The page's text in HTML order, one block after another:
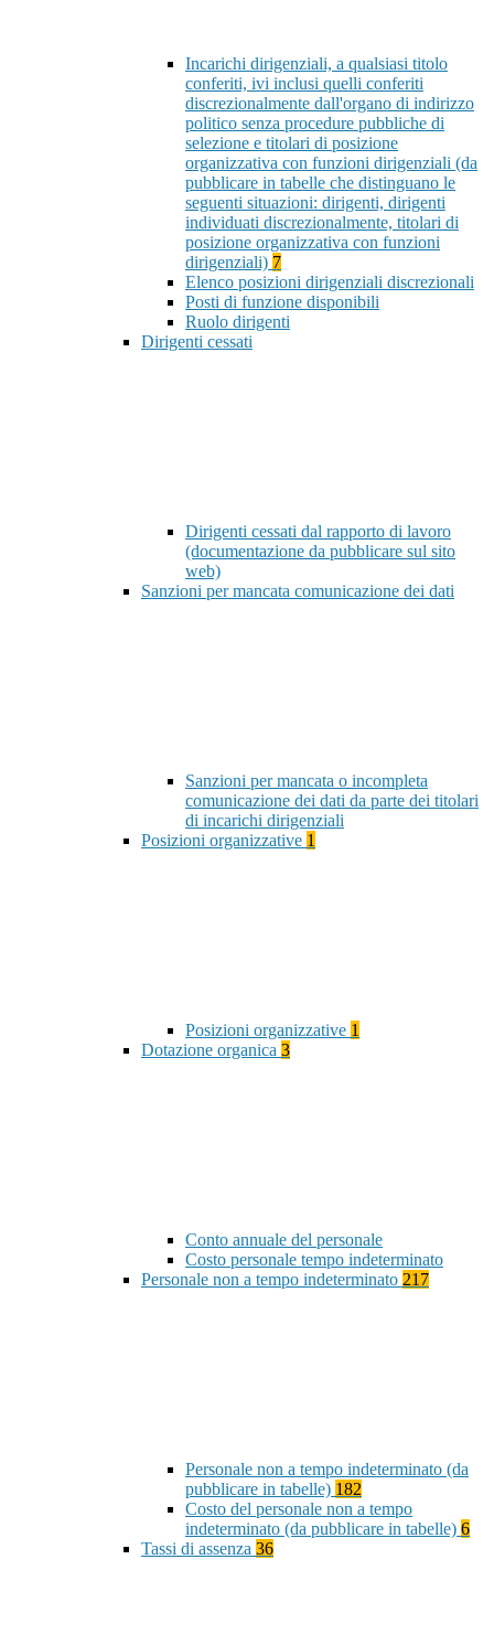
Incarichi dirigenziali, a qualsiasi titolo
conferiti, ivi inclusi quelli conferiti
discrezionalmente dall'organo di indirizzo
politico senza procedure pubbliche di
selezione e titolari di posizione
organizzativa con funzioni dirigenziali (da
pubblicare in tabelle che distinguano le
seguenti situazioni: dirigenti, dirigenti
individuati discrezionalmente, titolari di
posizione organizzativa con funzioni
dirigenziali) 7
Elenco posizioni dirigenziali discrezionali
Posti di funzione disponibili
Ruolo dirigenti
Dirigenti cessati
Dirigenti cessati dal rapporto di lavoro
(documentazione da pubblicare sul sito
web)
Sanzioni per mancata comunicazione dei dati
Sanzioni per mancata o incompleta
comunicazione dei dati da parte dei titolari
di incarichi dirigenziali
Posizioni organizzative 1
Posizioni organizzative 1
Dotazione organica 3
Conto annuale del personale
Costo personale tempo indeterminato
Personale non a tempo indeterminato 217
Personale non a tempo indeterminato (da
pubblicare in tabelle) 182
Costo del personale non a tempo
indeterminato (da pubblicare in tabelle) 6
Tassi di assenza 36